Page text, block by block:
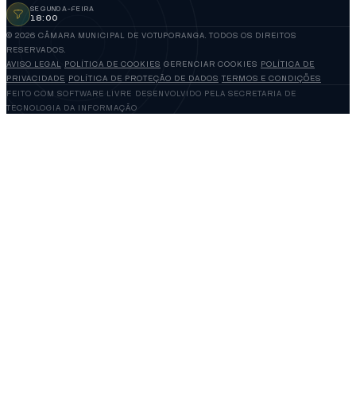
SEGUNDA-FEIRA
18:00
© 2026 CÂMARA MUNICIPAL DE VOTUPORANGA. TODOS OS DIREITOS
RESERVADOS.
AVISO LEGAL POLÍTICA DE COOKIES GERENCIAR COOKIES POLÍTICA DE
PRIVACIDADE POLÍTICA DE PROTEÇÃO DE DADOS TERMOS E CONDIÇÕES
FEITO COM SOFTWARE LIVRE DESENVOLVIDO PELA SECRETARIA DE
TECNOLOGIA DA INFORMAÇÃO